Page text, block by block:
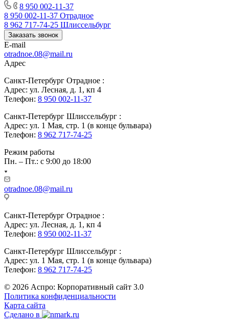
8 950 002-11-37
8 950 002-11-37 Отрадное
8 962 717-74-25 Шлиссельбург
Заказать звонок
E-mail
otradnoe.08@mail.ru
Адрес
Санкт-Петербург Отрадное :
Адрес: ул. Лесная, д. 1, кп 4
Телефон: 8 950 002-11-37
Санкт-Петербург Шлиссельбург :
Адрес: ул. 1 Мая, стр. 1 (в конце бульвара)
Телефон: 8 962 717-74-25
Режим работы
Пн. – Пт.: с 9:00 до 18:00
otradnoe.08@mail.ru
Санкт-Петербург Отрадное :
Адрес: ул. Лесная, д. 1, кп 4
Телефон: 8 950 002-11-37
Санкт-Петербург Шлиссельбург :
Адрес: ул. 1 Мая, стр. 1 (в конце бульвара)
Телефон: 8 962 717-74-25
© 2026 Аспро: Корпоративный сайт 3.0
Политика конфиденциальности
Карта сайта
Сделано в